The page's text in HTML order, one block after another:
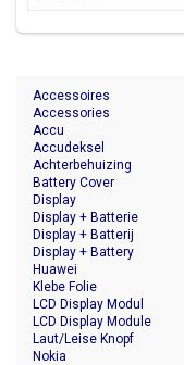
Accessoires
Accessories
Accu
Accudeksel
Achterbehuizing
Battery Cover
Display
Display + Batterie
Display + Batterij
Display + Battery
Huawei
Klebe Folie
LCD Display Modul
LCD Display Module
Laut/Leise Knopf
Nokia